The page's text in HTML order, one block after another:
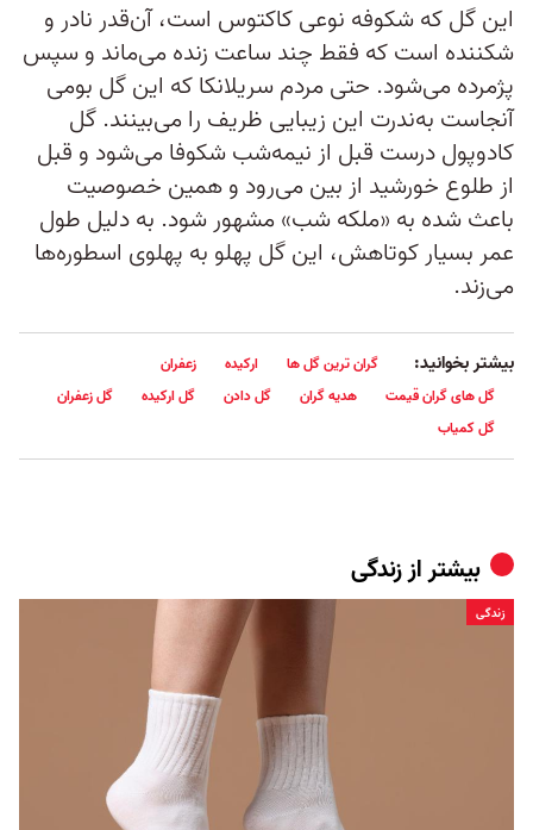
این گل که شکوفه نوعی کاکتوس است، آن‌قدر نادر و
شکننده است که فقط چند ساعت زنده می‌ماند و سپس
پژمرده می‌شود. حتی مردم سریلانکا که این گل بومی
آنجاست به‌ندرت این زیبایی ظریف را می‌بینند. گل
کادوپول درست قبل از نیمه‌شب شکوفا می‌شود و قبل
از طلوع خورشید از بین می‌رود و همین خصوصیت
باعث شده به «ملکه شب» مشهور شود. به دلیل طول
عمر بسیار کوتاهش، این گل پهلو به پهلوی اسطوره‌ها
می‌زند.
بیشتر بخوانید: گران ترین گل ها ارکیده
زعفران
گل های گران قیمت
هدیه گران گل دادن گل ارکیده
گل زعفران
گل کمیاب
بیشتر اززندگی
زندگی